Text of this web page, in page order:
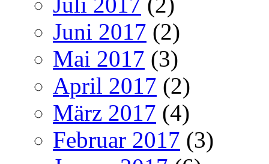
Juni 2017 (2)
Mai 2017 (3)
April 2017 (2)
März 2017 (4)
Februar 2017 (3)